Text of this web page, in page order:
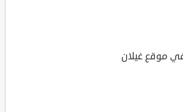
في موقع غيلان